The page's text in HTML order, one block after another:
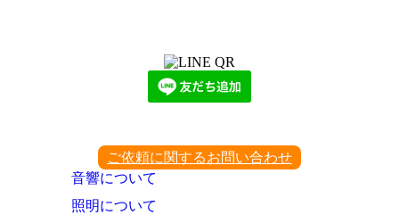
ご依頼に関するお問い合わせ
音響について
照明について